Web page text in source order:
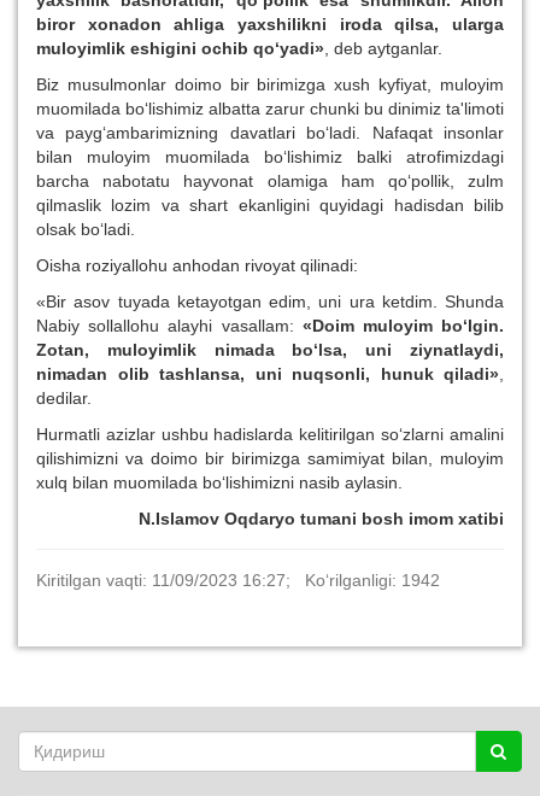
biror xonadon ahliga yaxshilikni iroda qilsa, ularga
muloyimlik eshigini ochib qo‘yadi» , deb aytganlar.
Biz musulmonlar doimo bir birimizga xush kyfiyat, muloyim
muomilada bo‘lishimiz albatta zarur chunki bu dinimiz ta'limoti
va payg‘ambarimizning davatlari bo‘ladi. Nafaqat insonlar
bilan muloyim muomilada bo‘lishimiz balki atrofimizdagi
barcha nabotatu hayvonat olamiga ham qo‘pollik, zulm
qilmaslik lozim va shart ekanligini quyidagi hadisdan bilib
olsak bo‘ladi.
Oisha roziyallohu anhodan rivoyat qilinadi:
«Bir asov tuyada ketayotgan edim, uni ura ketdim. Shunda
Nabiy sollallohu alayhi vasallam: «Doim muloyim bo‘lgin.
Zotan, muloyimlik nimada bo‘lsa, uni ziynatlaydi,
nimadan olib tashlansa, uni nuqsonli, hunuk qiladi»
dedilar.
Hurmatli azizlar ushbu hadislarda kelitirilgan so‘zlarni amalini
qilishimizni va doimo bir birimizga samimiyat bilan, muloyim
xulq bilan muomilada bo‘lishimizni nasib aylasin.
N.Islamov Oqdaryo tumani bosh imom xatibi
Kiritilgan vaqti: 11/09/2023 16:27; Ko‘rilganligi: 1942